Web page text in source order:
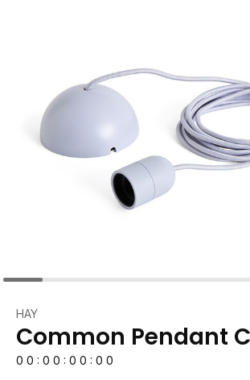
HAY
Common Pendant
0 0 : 0 0 : 0 0 : 0 0